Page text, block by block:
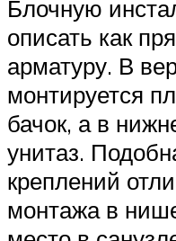
Блочную
описать как
арматуру. В
монтируется
бачок, а в
унитаз.
креплений
монтажа в